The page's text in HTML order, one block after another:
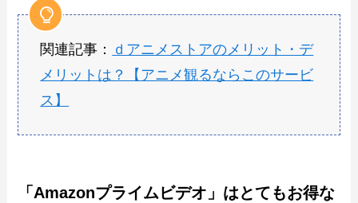
関連記事：
ｄアニメストアのメリット・デ
メリットは？【アニメ観るならこのサービ
ス】
「Amazonプライムビデオ」はとてもお得な